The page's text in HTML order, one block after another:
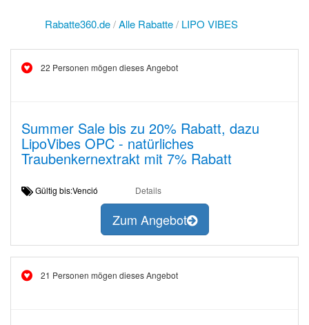
Rabatte360.de/Alle Rabatte/ LIPO VIBES
22 Personen mögen dieses Angebot
Summer Sale bis zu 20% Rabatt, dazu
LipoVibes OPC - natürliches
Traubenkernextrakt mit 7% Rabatt
Gültig bis:Venció Details
Zum Angebot
21 Personen mögen dieses Angebot